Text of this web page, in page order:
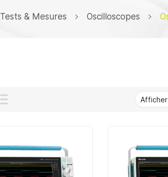
Tests & Mesures Oscilloscopes